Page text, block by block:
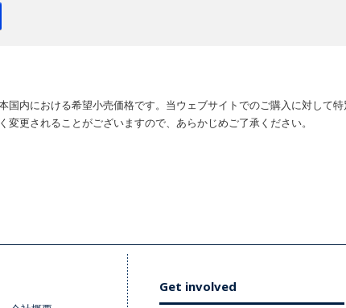
国内における希望小売価格です。当ウェブサイトでのご購入に対して
更されることがございますので、あらかじめご了承ください。
Get involved